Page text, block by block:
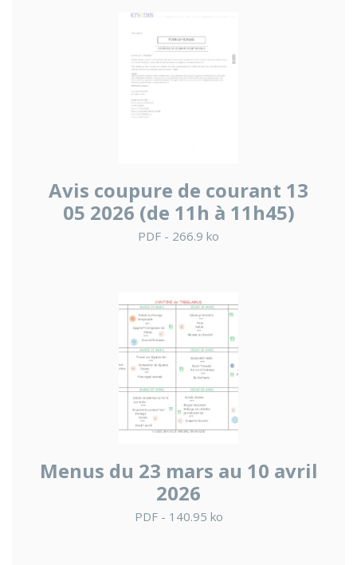
Avis coupure de courant 13
05 2026 (de 11h à 11h45)
PDF - 266.9 ko
Menus du 23 mars au 10 avril
2026
PDF - 140.95 ko